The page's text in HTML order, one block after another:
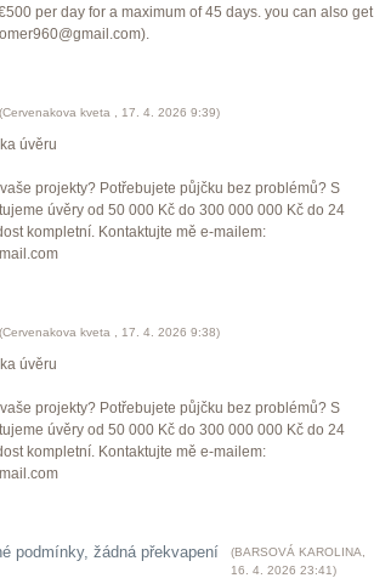
per day for a maximum of 45 days. you can also get
(Cervenakova kveta 17. 4. 2026 9:39)
úvěru
projekty? Potřebujete půjčku bez problémů? S
úvěry od 50 000 Kč do 300 000 000 Kč do 24
kompletní. Kontaktujte mě e-mailem:
(Cervenakova kveta 17. 4. 2026 9:38)
úvěru
projekty? Potřebujete půjčku bez problémů? S
úvěry od 50 000 Kč do 300 000 000 Kč do 24
kompletní. Kontaktujte mě e-mailem:
podmínky, žádná překvapení (BARSOVÁ KAROLINA
16. 4. 2026 23:41)